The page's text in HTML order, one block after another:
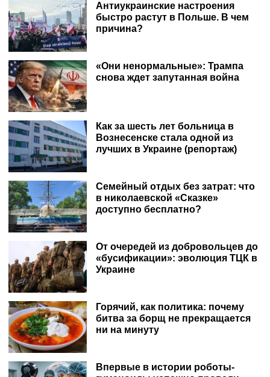
Антиукраинские настроения
быстро растут в Польше. В чем
причина?
«Они ненормальные»: Трампа
снова ждет запутанная война
Как за шесть лет больница в
Вознесенске стала одной из
лучших в Украине (репортаж)
Семейный отдых без затрат: что
в николаевской «Сказке»
доступно бесплатно?
От очередей из добровольцев до
«бусификации»: эволюция ТЦК в
Украине
Горячий, как политика: почему
битва за борщ не прекращается
ни на минуту
Впервые в истории роботы-